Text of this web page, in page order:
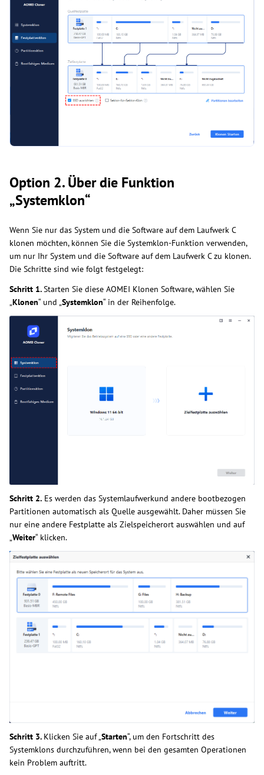
Option 2. Über die Funktion
„Systemklon“
Wenn Sie nur das System und die Software auf dem Laufwerk C
klonen möchten, können Sie die Systemklon-Funktion verwenden,
um nur Ihr System und die Software auf dem Laufwerk C zu klonen.
Die Schritte sind wie folgt festgelegt:
Schritt 1.Starten Sie diese AOMEI Klonen Software, wählen Sie
„Klonen“ und „Systemklon“ in der Reihenfolge.
Schritt 2. Es werden das Systemlaufwerkund andere bootbezogen
Partitionen automatisch als Quelle ausgewählt. Daher müssen Sie
nur eine andere Festplatte als Zielspeicherort auswählen und auf
„Weiter“ klicken.
Schritt 3. Klicken Sie auf „ Starten“, um den Fortschritt des
Systemklons durchzuführen, wenn bei den gesamten Operationen
kein Problem auftritt.